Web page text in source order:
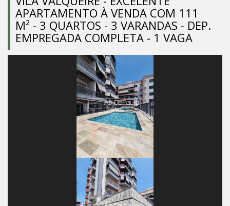
APARTAMENTO À VENDA COM 111
M² - 3 QUARTOS - 3 VARANDAS - DEP.
EMPREGADA COMPLETA - 1 VAGA